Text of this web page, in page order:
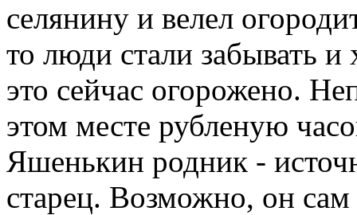
селянину и велел
то люди стали забывать
это сейчас огорожено.
этом месте рубленую
Яшенькин родник -
старец. Возможно, он сам